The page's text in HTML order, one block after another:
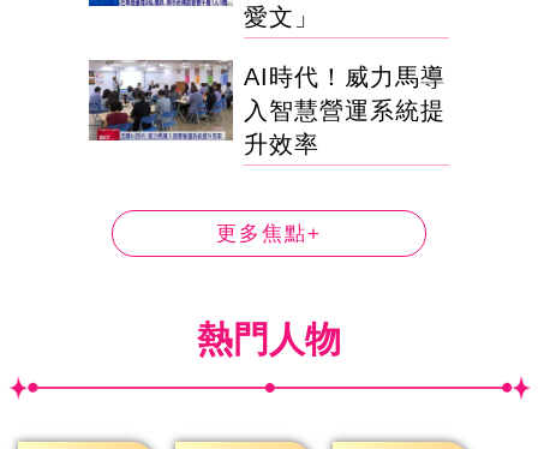
愛文」
AI時代！威力馬導
入智慧營運系統提
升效率
更多焦點+
熱門人物